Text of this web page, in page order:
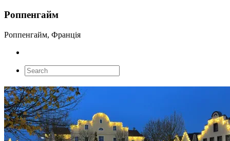
Роппенгайм
Роппенгайм, Франція